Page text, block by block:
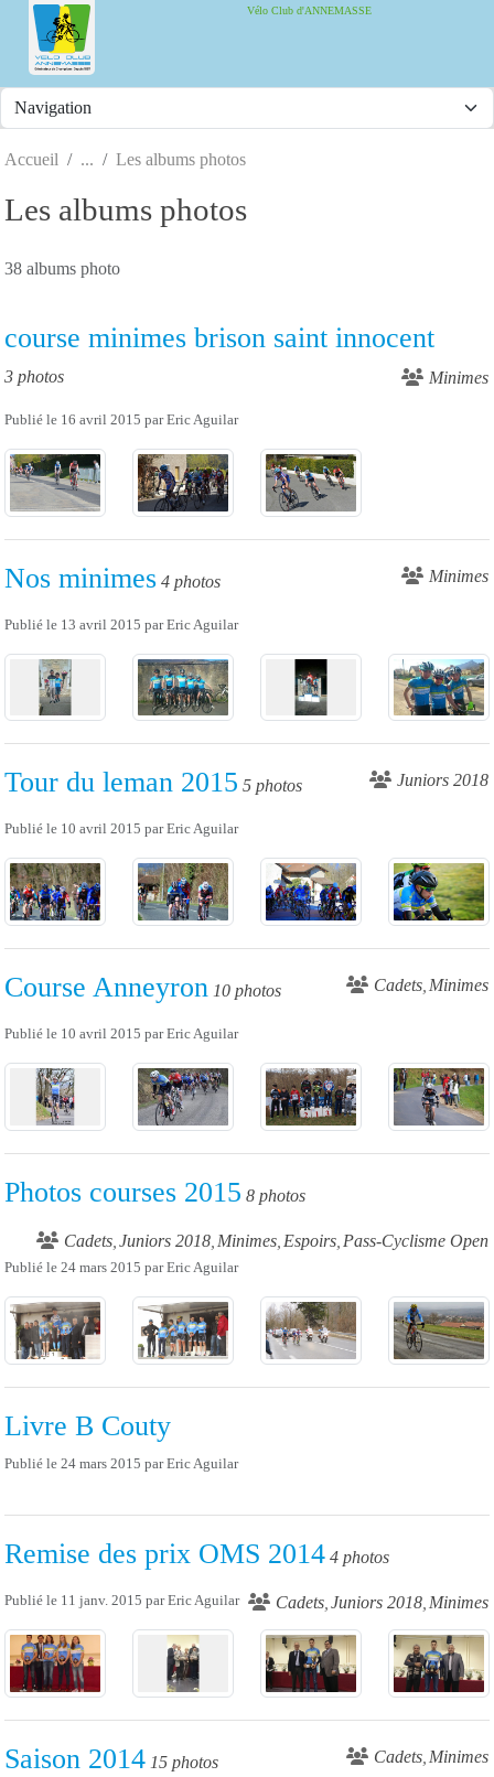
Vélo Club d'ANNEMASSE
Accueil Les albums photos
Les albums photos
38 albums photo
course minimes brison saint innocent
3 photos Minimes
Publié le 16 avril 2015 parEric Aguilar
Nos minimes 4 photos Minimes
Publié le 13 avril 2015 parEric Aguilar
Tour du leman 2015 5 photos Juniors 2018
Publié le 10 avril 2015 parEric Aguilar
Course Anneyron 10 photos Cadets Minimes
Publié le 10 avril 2015 parEric Aguilar
Photos courses 2015 8 photos
Cadets Juniors 2018 Minimes Espoirs Pass-Cyclisme Open
Publié le 24 mars 2015 parEric Aguilar
Livre B Couty
Publié le 24 mars 2015 parEric Aguilar
Remise des prix OMS 2014 4 photos
Cadets Juniors 2018 Minimes
Publié le 11 janv. 2015 parEric Aguilar
Saison 2014 15 photos Cadets Minimes
Panneau de gestion des cookies